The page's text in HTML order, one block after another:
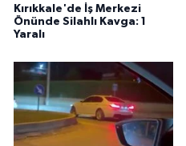
Kırıkkale'de İş Merkezi
Önünde Silahlı Kavga: 1
Yaralı